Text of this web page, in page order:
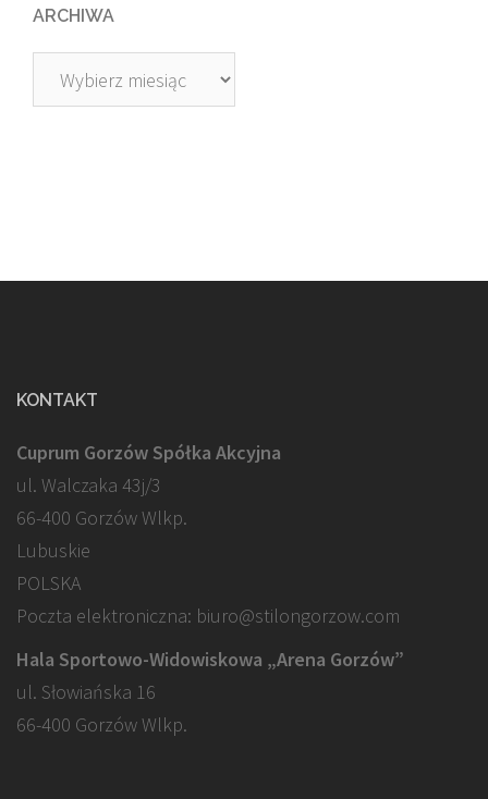
ARCHIWA
Archiwa
KONTAKT
Cuprum Gorzów Spółka Akcyjna
ul. Walczaka 43j/3
66-400 Gorzów Wlkp.
Lubuskie
POLSKA
Poczta elektroniczna: biuro@stilongorzow.com
Hala Sportowo-Widowiskowa „Arena Gorzów”
ul. Słowiańska 16
66-400 Gorzów Wlkp.